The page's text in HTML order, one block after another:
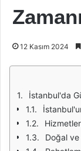
12 Kasım 2024
İstanbul'da
Doğal